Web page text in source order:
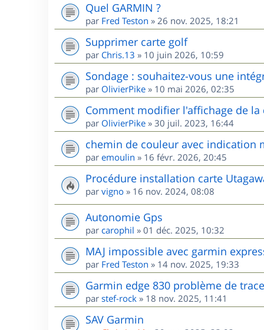
Quel GARMIN ?
par Fred Teston » 26 nov. 2025, 18:21
Supprimer carte golf
par Chris.13 » 10 juin 2026, 10:59
Sondage : souhaitez-vous une
par OlivierPike » 10 mai 2026, 02:35
Comment modifier l'affichage de
par OlivierPike » 30 juil. 2023, 16:44
chemin de couleur avec indication
par emoulin » 16 févr. 2026, 20:45
Procédure installation carte
par vigno » 16 nov. 2024, 08:08
Autonomie Gps
par carophil » 01 déc. 2025, 10:32
MAJ impossible avec garmin
par Fred Teston » 14 nov. 2025, 19:33
Garmin edge 830 problème de
par stef-rock » 18 nov. 2025, 11:41
SAV Garmin